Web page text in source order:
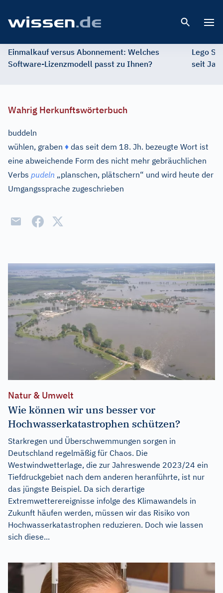
Einmalkauf versus Abonnement: Welches
Software-Lizenzmodell passt zu Ihnen?
Lego
seit
Wahrig Herkunftswörterbuch
buddeln
wühlen, graben ♦ das seit dem 18. Jh. bezeugte Wort ist
eine abweichende Form des nicht mehr gebräuchlichen
Verbs pudeln „planschen, plätschern“ und wird heute der
Umgangssprache zugeschrieben
Natur & Umwelt
Wie können wir uns besser vor
Hochwasserkatastrophen schützen?
Starkregen und Überschwemmungen sorgen in
Deutschland regelmäßig für Chaos. Die
Westwindwetterlage, die zur Jahreswende 2023/24 ein
Tiefdruckgebiet nach dem anderen heranführte, ist nur
das jüngste Beispiel. Da sich derartige
Extremwetterereignisse infolge des Klimawandels in
Zukunft häufen werden, müssen wir das Risiko von
Hochwasserkatastrophen reduzieren. Doch wie lassen
sich diese...